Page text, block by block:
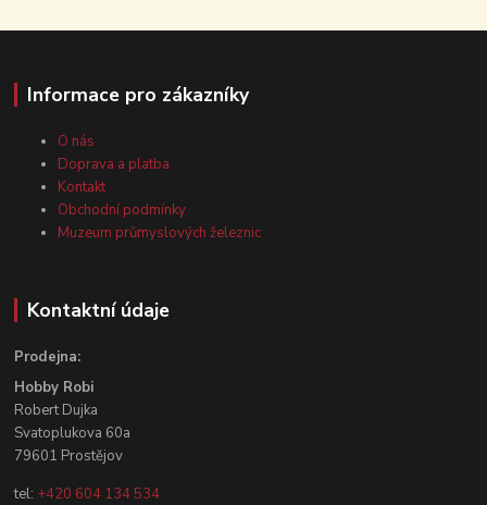
Informace pro zákazníky
O nás
Doprava a platba
Kontakt
Obchodní podmínky
Muzeum průmyslových železnic
Kontaktní údaje
Prodejna:
Hobby Robi
Robert Dujka
Svatoplukova 60a
79601 Prostějov
tel: +420 604 134 534